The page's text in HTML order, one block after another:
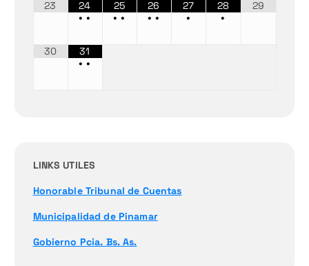
23
24
••
25
••
26
••
27
•
28
•
29
30
31
••
LINKS UTILES
Honorable Tribunal de Cuentas
Municipalidad de Pinamar
Gobierno Pcia. Bs. As.